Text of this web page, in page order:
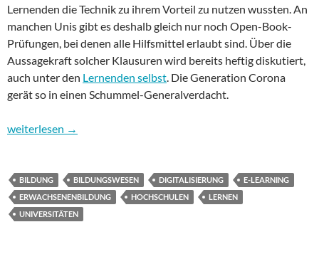
Lernenden die Technik zu ihrem Vorteil zu nutzen wussten. An
manchen Unis gibt es deshalb gleich nur noch Open-Book-
Prüfungen, bei denen alle Hilfsmittel erlaubt sind. Über die
Aussagekraft solcher Klausuren wird bereits heftig diskutiert,
auch unter den Lernenden selbst. Die Generation Corona
gerät so in einen Schummel-Generalverdacht.
Wohin geht es in Digitalien? Folge 6: Bildungswesen –
weiterlesen →
BILDUNG BILDUNGSWESEN DIGITALISIERUNG
E-LEARNING
ERWACHSENENBILDUNG
HOCHSCHULEN
LERNEN
UNIVERSITÄTEN